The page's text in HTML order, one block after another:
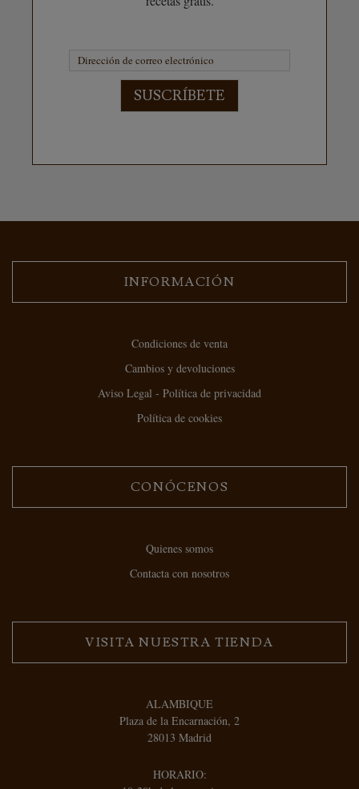
SUSCRÍBETE
INFORMACIÓN
Condiciones de venta
Cambios y devoluciones
Aviso Legal - Política de privacidad
Política de cookies
CONÓCENOS
Quienes somos
Contacta con nosotros
VISITA NUESTRA TIENDA
ALAMBIQUE
Plaza de la Encarnación, 2
28013 Madrid
HORARIO: